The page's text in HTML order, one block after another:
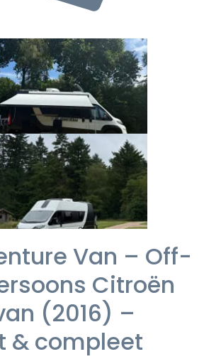
Van – Off-
Citroën
(2016) –
& compleet